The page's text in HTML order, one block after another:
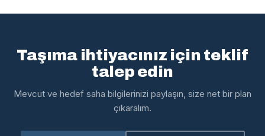
Taşıma ihtiyacınız için teklif
talep edin
Mevcut ve hedef saha bilgilerinizi paylaşın, size net bir plan
çıkaralım.